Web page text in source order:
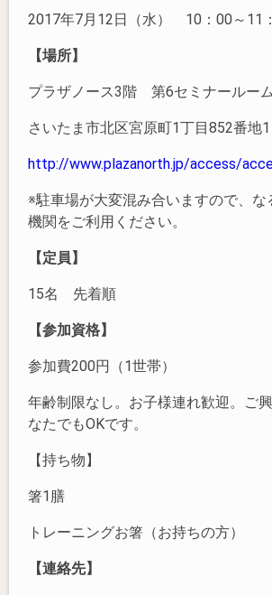
2017年7月12日（水） 10：00～11
【場所】
プラザノース3階 第6セミナールー
さいたま市北区宮原町1丁目852番地1
http://www.plazanorth.jp/access/
※駐車場が大変混み合いますので、な
機関をご利用ください。
【定員】
15名 先着順
【参加資格】
参加費200円（1世帯）
年齢制限なし。お子様連れ歓迎。ご
なたでもOKです。
【持ち物】
箸1膳
トレーニングお箸（お持ちの方）
【連絡先】